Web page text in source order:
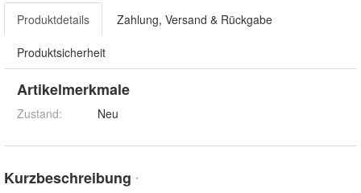
Produktdetails Zahlung, Versand & Rückgabe
Produktsicherheit
Artikelmerkmale
Zustand: Neu
Kurzbeschreibung *